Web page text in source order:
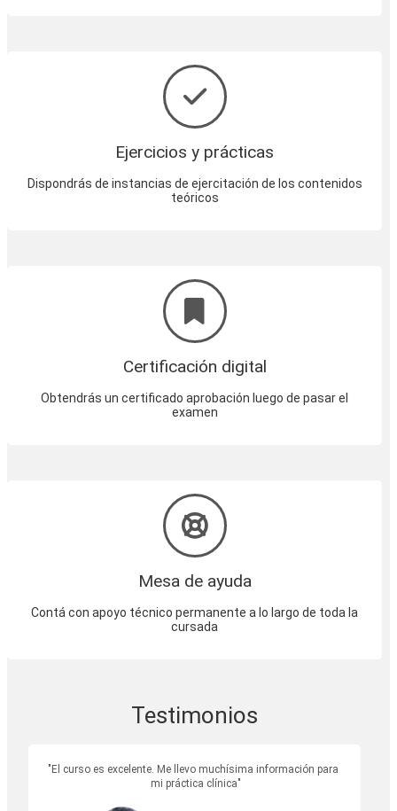
Ejercicios y prácticas
Dispondrás de instancias de ejercitación de los contenidos
teóricos
Certificación digital
Obtendrás un certificado aprobación luego de pasar el
examen
Mesa de ayuda
Contá con apoyo técnico permanente a lo largo de toda la
cursada
Testimonios
El curso es excelente. Me llevo muchísima información para
mi práctica clínica